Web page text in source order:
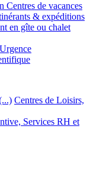
Centres de vacances
& expéditions
en gîte ou chalet
Centres de Loisirs,
Services RH et